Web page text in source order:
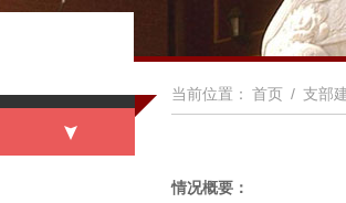
当前位置： 首页 / 支部
情况概要：